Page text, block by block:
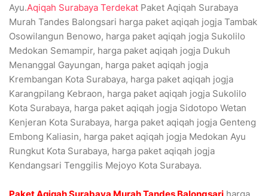
Ayu.Aqiqah Surabaya Terdekat Paket Aqiqah Surabaya
Murah Tandes Balongsari harga paket aqiqah jogja Tambak
Osowilangun Benowo, harga paket aqiqah jogja Sukolilo
Medokan Semampir, harga paket aqiqah jogja Dukuh
Menanggal Gayungan, harga paket aqiqah jogja
Krembangan Kota Surabaya, harga paket aqiqah jogja
Karangpilang Kebraon, harga paket aqiqah jogja Sukolilo
Kota Surabaya, harga paket aqiqah jogja Sidotopo Wetan
Kenjeran Kota Surabaya, harga paket aqiqah jogja Genteng
Embong Kaliasin, harga paket aqiqah jogja Medokan Ayu
Rungkut Kota Surabaya, harga paket aqiqah jogja
Kendangsari Tenggilis Mejoyo Kota Surabaya.